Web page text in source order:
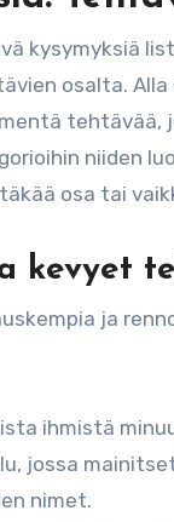
kysymyksiä
osalta. Alla
tehtävää,
niiden
osa tai
kevyet
ja
ihmistä
jossa
nimet.